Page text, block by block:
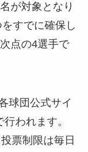
が対象となり
すでに確保し
点の4選手で
球団公式サイ
われます。
票制限は毎日